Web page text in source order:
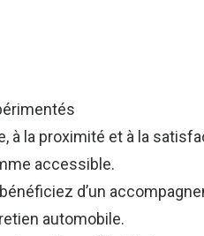
à la proximité et à la
accessible.
d’un
automobile.